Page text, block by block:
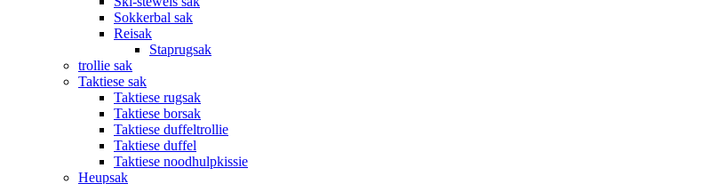
Sokkerbal sak
Reisak
Staprugsak
trollie sak
Taktiese sak
Taktiese rugsak
Taktiese borsak
Taktiese duffeltrollie
Taktiese duffel
Taktiese noodhulpkissie
Heupsak